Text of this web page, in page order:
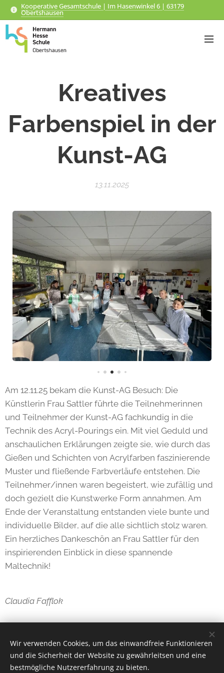
Kooperative Gesamtschule | Im Hasenwinkel 6 | 63179
Obertshausen
Kreatives
Farbenspiel in der
Kunst-AG
13.11.2025
Am 12.11.25 bekam die Kunst-AG Besuch: Die
Künstlerin Frau Sattler führte die Teilnehmerinnen
und Teilnehmer der Kunst-AG fachkundig in die
Technik des Acryl-Pourings ein. Mit viel Geduld und
anschaulichen Erklärungen zeigte sie, wie durch das
Gießen und Schichten von Acrylfarben faszinierende
Muster und fließende Farbverläufe entstehen. Die
Teilnehmer/innen waren begeistert, wie zufällig und
doch gezielt die Kunstwerke Form annahmen. Am
Ende der Veranstaltung entstanden viele bunte und
individuelle Bilder, auf die alle sichtlich stolz waren.
Ein herzliches Dankeschön an Frau Sattler für den
inspirierenden Einblick in diese spannende
Maltechnik!
Claudia Fafflok
Wir verwenden Cookies, um das einwandfreie Funktionieren
und die Sicherheit der Website zu gewährleitsen und eine
bestmögliche Nutzererfahrung zu bieten.